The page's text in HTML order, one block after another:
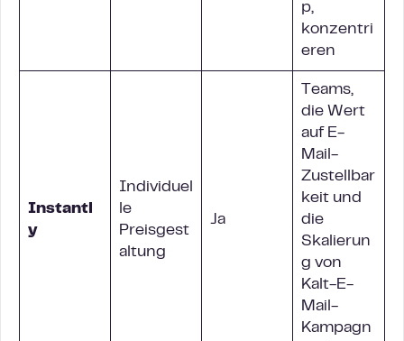
p,
konzentri
eren
Instantl
y
Individuel
le
Preisgest
altung
Ja
Teams,
die Wert
auf E-
Mail-
Zustellbar
keit und
die
Skalierun
g von
Kalt-E-
Mail-
Kampagn